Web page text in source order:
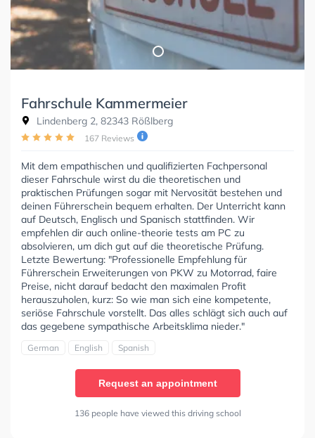
Fahrschule Kammermeier
Lindenberg 2, 82343 Rößlberg
167 Reviews
Mit dem empathischen und qualifizierten Fachpersonal
dieser Fahrschule wirst du die theoretischen und
praktischen Prüfungen sogar mit Nervosität bestehen und
deinen Führerschein bequem erhalten. Der Unterricht kann
auf Deutsch, Englisch und Spanisch stattfinden. Wir
empfehlen dir auch online-theorie tests am PC zu
absolvieren, um dich gut auf die theoretische Prüfung.
Letzte Bewertung: "Professionelle Empfehlung für
Führerschein Erweiterungen von PKW zu Motorrad, faire
Preise, nicht darauf bedacht den maximalen Profit
herauszuholen, kurz: So wie man sich eine kompetente,
seriöse Fahrschule vorstellt. Das alles schlägt sich auch auf
das gegebene sympathische Arbeitsklima nieder."
German English Spanish
Request an appointment
136 people have viewed this driving school